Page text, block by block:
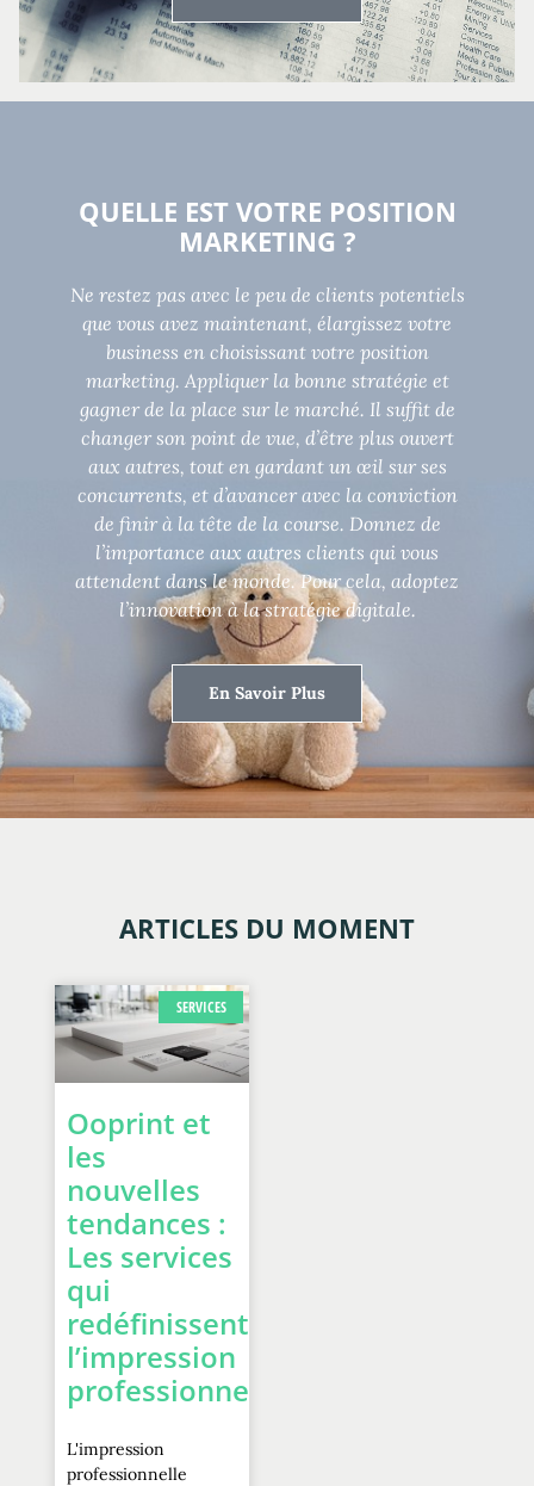
QUELLE EST VOTRE POSITION
MARKETING ?
Ne restez pas avec le peu de clients potentiels
que vous avez maintenant, élargissez votre
business en choisissant votre position
marketing. Appliquer la bonne stratégie et
gagner de la place sur le marché. Il suffit de
changer son point de vue, d’être plus ouvert
aux autres, tout en gardant un œil sur ses
concurrents, et d’avancer avec la conviction
de finir à la tête de la course. Donnez de
l’importance aux autres clients qui vous
attendent dans le monde. Pour cela, adoptez
l’innovation à la stratégie digitale.
En Savoir Plus
ARTICLES DU MOMENT
SERVICES
Ooprint et
les
nouvelles
tendances :
Les services
qui
redéfinissent
l’impression
professionnelle
L'impression
professionnelle